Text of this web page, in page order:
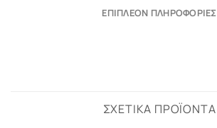
ΕΠΙΠΛΈΟΝ ΠΛΗΡΟΦΟΡΊΕΣ
ΣΧΕΤΙΚΆ ΠΡΟΪΌΝΤΑ